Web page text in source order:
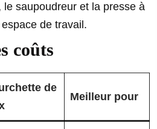
le saupoudreur et la presse à
de travail.
coûts
de
Meilleur pour